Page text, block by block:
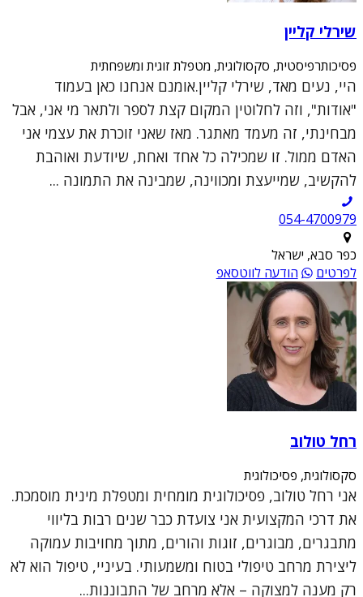
שירלי קליין
פסיכותרפיסטית, סקסולוגית, מטפלת זוגית ומשפחתית
היי, נעים מאד, שירלי קליין.אומנם אנחנו כאן בעמוד
"אודות", וזה לחלוטין המקום קצת לספר ולתאר מי אני, אבל
מבחינתי, זה מעמד מאתגר. מאז שאני זוכרת את עצמי אני
האדם ממול. זו שמכילה כל אחד ואחת, שיודעת ואוהבת
להקשיב, שמייעצת ומכווינה, שמבינה את התמונה ...
054-4700979
כפר סבא, ישראל
לפרטים
הודעה לווטסאפ
רחל טולוב
סקסולוגית, פסיכולוגית
אני רחל טולוב, פסיכולוגית מומחית ומטפלת מינית מוסמכת.
את דרכי המקצועית אני צועדת כבר שנים רבות בליווי
מתבגרים, מבוגרים, זוגות והורים, מתוך מחויבות עמוקה
ליצירת מרחב טיפולי בטוח ומשמעותי. בעיניי, טיפול הוא לא
רק מענה למצוקה – אלא מרחב של התבוננות...